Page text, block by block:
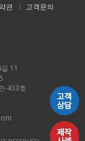
공
거래등에서의 소
상거래등에서의 소
관 고객문의
11
-433호